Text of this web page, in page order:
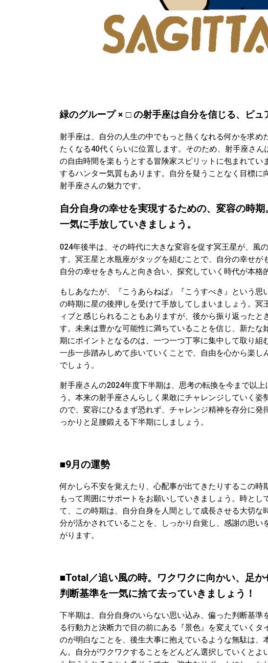
緑のグループ × □ の射手座は自分を信じる、ピュ
射手座は、自分の人生の中でもっと熱くなれる何かを求
たくなる40代くらいに位置します。そのため、射手座さ
の自由時間を楽もうとする冒険家スピリットに包まれてい
するハンター気質もあります。自分を疑うことなく目標
射手座さんの魅力です。
自分自身の幸せを実現するための、変容の時
一気に手放していきましょう。
024年後半は、その時代に大きな変容を促す冥王星が、風
す。冥王星と水瓶座がタッグを組むことで、自分の幸せが
自分の幸せをきちんと向き合い、探究していく時代が本格
もしあなたが、『こうあらねば』『こうすべき』という
の時期に星の後押しを受けて手放してしまいましょう。
ィブと感じられることもありますが、後から振り返った
す。未来は豊かな可能性に満ちていることを信じ、新た
期にポイントとなるのは、一つ一つ丁寧に集中して取り
一歩一歩踏みしめて歩いていくことで、自由を心から楽し
でしょう。
射手座さんの2024年度下半期は、思考の転換を今まで以
う。本来の射手座さんらしく果敢にチャレンジしていく
ので、変容にひるまず恐れず、チャレンジ精神を存分に
っかりと足腰鍛える下半期にしましょう。
■9月の運勢
何かしら不安を覚えたり、心配事が出てきたりするこの
もって周囲にサポートをお願いしていきましょう。時と
て、この時期は、自分自身を人間として成長させる大切な
分が活かされていることを、しっかり自覚し、感謝の思
がります。
■Total／追い風の時。ワクワクに向かい、足
判断基準を一気に捨て去っていきましょう！
下半期は、自分自身のいらない思い込み、偏った判断基
る行動力と決断力で目の前にある『景色』を変えていく
のが明白なことを、後生大事に抱えているような無駄は
ん。自分がワクワクすることをどんどん選択していくと